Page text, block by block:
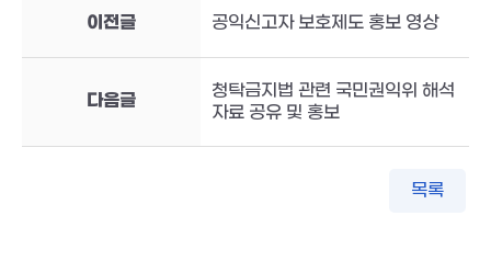
이전글 공익신고자 보호제도 홍보 영상
다음글
청탁금지법 관련 국민권익위 해석
자료 공유 및 홍보
목록